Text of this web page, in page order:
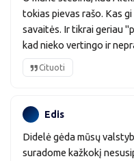
tokias pievas rašo. Kas
savaitės. Ir tikrai geriau
kad nieko vertingo ir
Cituoti
Edis
Didelė gėda mūsų
suradome kažkokį